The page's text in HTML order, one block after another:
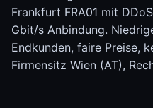
Frankfurt FRA01 mit
Gbit/s Anbindung.
Endkunden, faire Preise,
Firmensitz Wien (AT),